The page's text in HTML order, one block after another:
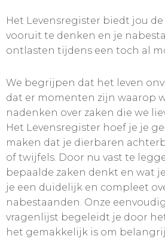
Het Levensregister biedt jou
vooruit te denken en je
ontlasten tijdens een toch al
We begrijpen dat het leven
dat er momenten zijn waarop
nadenken over zaken die we
Het Levensregister hoef je je
maken dat je dierbaren
of twijfels. Door nu vast te
bepaalde zaken denkt en wat
je een duidelijk en compleet
nabestaanden. Onze
vragenlijst begeleidt je door
het gemakkelijk is om